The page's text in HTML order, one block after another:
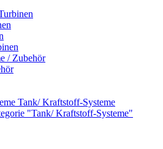
/ Zubehör
Tank/ Kraftstoff-Systeme
"Tank/ Kraftstoff-Systeme"